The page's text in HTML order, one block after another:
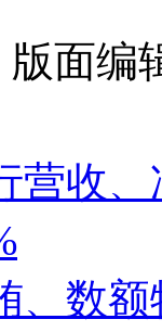
面编
营收
、数